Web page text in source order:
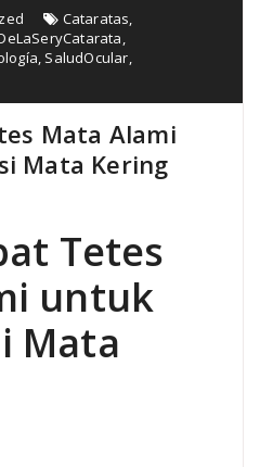
Cataratas
SaludOcular
Mata Alami
Mata Kering
Tetes
untuk
Mata